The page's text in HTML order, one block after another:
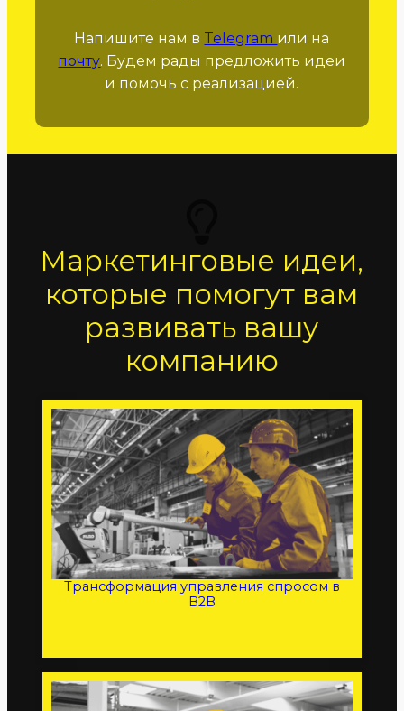
Напишите нам в Telegram или на
почту. Будем рады предложить идеи
и помочь с реализацией.
Маркетинговые идеи,
которые помогут вам
развивать вашу
компанию
Трансформация управления спросом в
B2B